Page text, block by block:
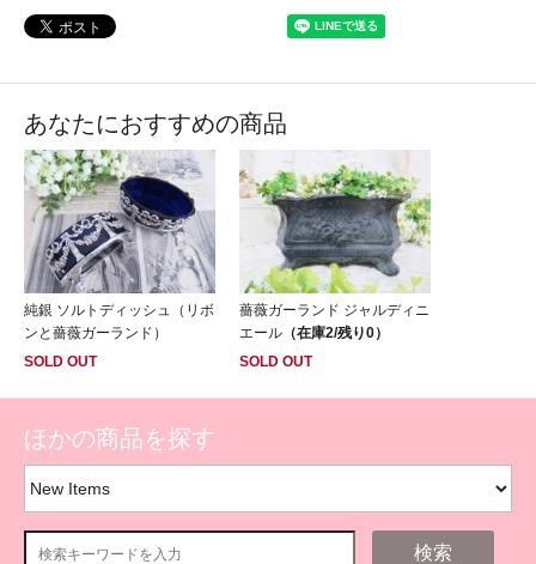
あなたにおすすめの商品
純銀 ソルトディッシュ（リボ
ンと薔薇ガーランド）
SOLD OUT
薔薇ガーランド ジャルディニ
エール （在庫2/残り0）
SOLD OUT
ほかの商品を探す
検索